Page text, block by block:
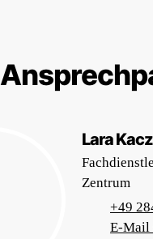
Lara
Zentrum
+49
E-Mail